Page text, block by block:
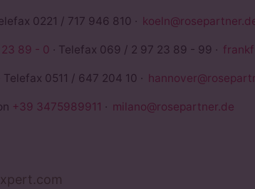
0221 / 717 946 810 ·
89 - 0 · Telefax 069 / 2 97 23 89 - 99 ·
· Telefax 0511 / 647 204 10 ·
+39 3475989911 · milano@rosepartner.de